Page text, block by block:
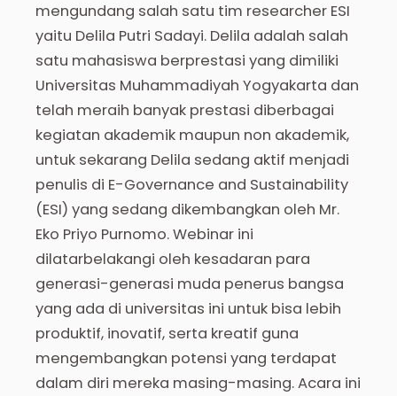
mengundang salah satu tim researcher ESI
yaitu Delila Putri Sadayi. Delila adalah salah
satu mahasiswa berprestasi yang dimiliki
Universitas Muhammadiyah Yogyakarta dan
telah meraih banyak prestasi diberbagai
kegiatan akademik maupun non akademik,
untuk sekarang Delila sedang aktif menjadi
penulis di E-Governance and Sustainability
(ESI) yang sedang dikembangkan oleh Mr.
Eko Priyo Purnomo. Webinar ini
dilatarbelakangi oleh kesadaran para
generasi-generasi muda penerus bangsa
yang ada di universitas ini untuk bisa lebih
produktif, inovatif, serta kreatif guna
mengembangkan potensi yang terdapat
dalam diri mereka masing-masing. Acara ini